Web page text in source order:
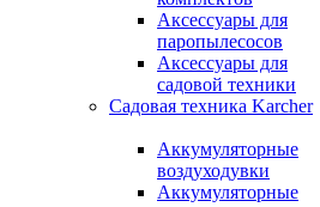
Аксессуары для
паропылесосов
Аксессуары для
садовой техники
Садовая техника Karcher
Аккумуляторные
воздуходувки
Аккумуляторные